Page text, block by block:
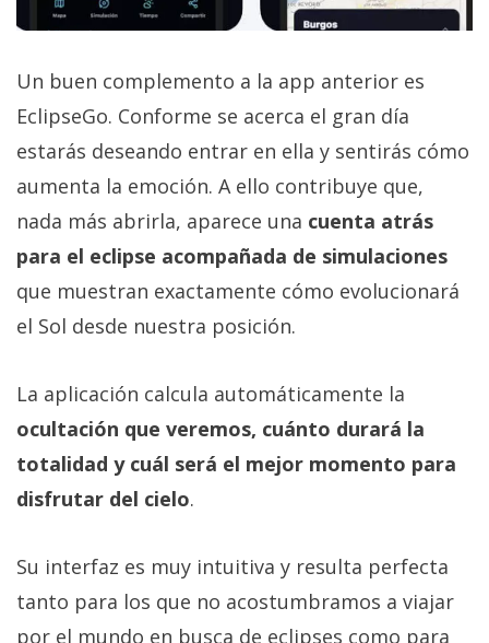
Un buen complemento a la app anterior es
EclipseGo. Conforme se acerca el gran día
estarás deseando entrar en ella y sentirás cómo
aumenta la emoción. A ello contribuye que,
nada más abrirla, aparece una cuenta atrás
para el eclipse acompañada de simulaciones
que muestran exactamente cómo evolucionará
el Sol desde nuestra posición.
La aplicación calcula automáticamente la
ocultación que veremos, cuánto durará la
totalidad y cuál será el mejor momento para
disfrutar del cielo.
Su interfaz es muy intuitiva y resulta perfecta
tanto para los que no acostumbramos a viajar
por el mundo en busca de eclipses como para